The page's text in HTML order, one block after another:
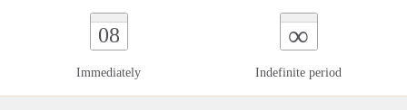
08
Immediately
∞
Indefinite period